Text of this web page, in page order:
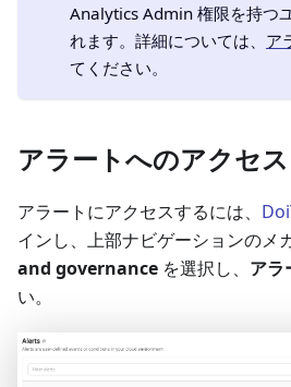
Analytics Admin 権限を持つ
れます。詳細については、 ア
てください。
アラートへのアクセス
アラートにアクセスするには、
インし、上部ナビゲーションのメ
and governance を選択し、 アラ
い。